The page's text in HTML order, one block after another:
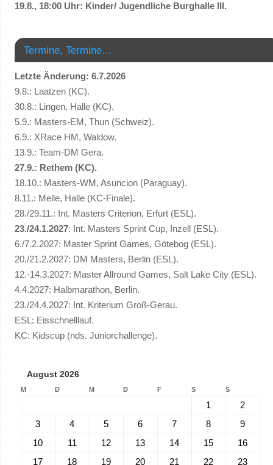
19.8., 18:00 Uhr: Kinder/ Jugendliche Burghalle III.
Termine, Termine…
Letzte Änderung: 6.7.2026
9.8.: Laatzen (KC).
30.8.: Lingen, Halle (KC).
5.9.: Masters-EM, Thun (Schweiz).
6.9.: XRace HM, Waldow.
13.9.: Team-DM Gera.
27.9.: Rethem (KC).
18.10.: Masters-WM, Asuncion (Paraguay).
8.11.: Melle, Halle (KC-Finale).
28./29.11.: Int. Masters Criterion, Erfurt (ESL).
23./24.1.2027: Int. Masters Sprint Cup, Inzell (ESL).
6./7.2.2027: Master Sprint Games, Götebog (ESL).
20./21.2.2027: DM Masters, Berlin (ESL).
12.-14.3.2027: Master Allround Games, Salt Lake City (ESL).
4.4.2027: Halbmarathon, Berlin.
23./24.4.2027: Int. Kriterium Groß-Gerau.
ESL: Eisschnelllauf.
KC: Kidscup (nds. Juniorchallenge).
August 2026
M D M D F S S
1
2
3
4 5 6 7 8
9
10
11 12 13 14 15
16
17
18 19 20 21 22
23